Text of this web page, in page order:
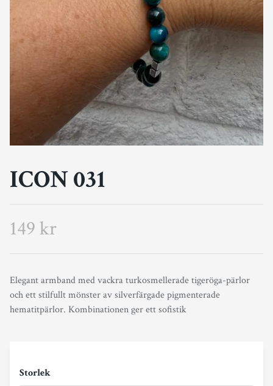
ICON 031
149 kr
Elegant armband med vackra turkosmellerade tigeröga-pärlor
och ett stilfullt mönster av silverfärgade pigmenterade
hematitpärlor. Kombinationen ger ett sofistik
Storlek